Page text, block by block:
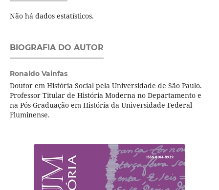
Não há dados estatísticos.
BIOGRAFIA DO AUTOR
Ronaldo Vainfas
Doutor em História Social pela Universidade de São Paulo.
Professor Titular de História Moderna no Departamento e
na Pós-Graduação em História da Universidade Federal
Fluminense.